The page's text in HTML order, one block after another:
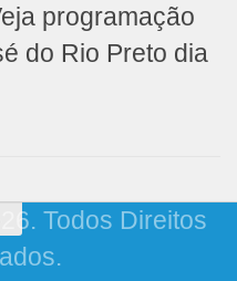
programação
do Rio Preto dia
Todos Direitos